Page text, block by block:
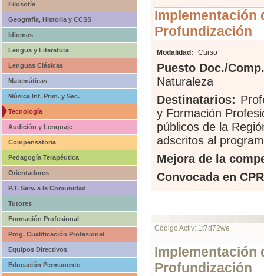
Filosofía
Geografía, Historia y CCSS
Idiomas
Lengua y Literatura
Lenguas Clásicas
Matemáticas
Música Inf. Prim. y Sec.
Tecnología
Audición y Lenguaje
Compensatoria
Pedagogía Terapéutica
Orientadores
P.T. Serv. a la Comunidad
Tutores
Formación Profesional
Prog. Cualificación Profesional
Equipos Directivos
Educación Permanente
Implementación
Profundización
Modalidad: Curso
Puesto Doc./
Naturaleza
Destinatarios:
y Formación
públicos de la
adscritos al
Mejora de la
Convocada en
Código Activ: 1t7d72we
Implementación
Profundización